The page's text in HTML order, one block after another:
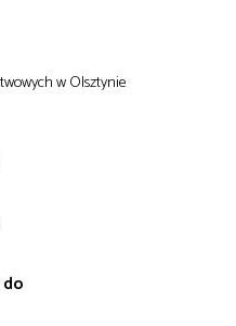
w Olsztynie